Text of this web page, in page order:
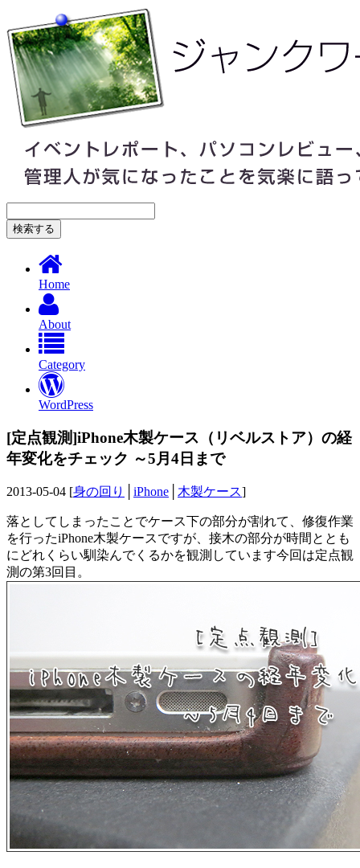
Home
About
Category
WordPress
[定点観測]iPhone木製ケース（リベルストア）の経
年変化をチェック ～5月4日まで
2013-05-04 [身の回り iPhone 木製ケース]
落としてしまったことでケース下の部分が割れて、修復作業
を行ったiPhone木製ケースですが、接木の部分が時間ととも
にどれくらい馴染んでくるかを観測しています今回は定点観
測の第3回目。